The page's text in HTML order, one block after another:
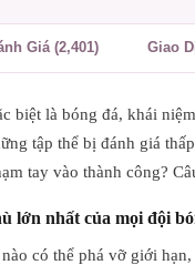
Giá (2,401) Giao
biệt là bóng đá, khái
tập thể bị đánh giá
tay vào thành công?
lớn nhất của mọi đội
có thể phá vỡ giới